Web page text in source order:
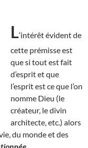
L‘intérêt évident de
cette prémisse est
que si tout est fait
d’esprit et que
l’esprit est ce que l’on
nomme Dieu (le
créateur, le divin
architecte, etc.) alors
du monde et des